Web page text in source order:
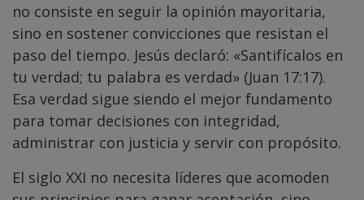
no consiste en seguir la opinión mayoritaria,
sino en sostener convicciones que resistan el
paso del tiempo. Jesús declaró: «Santifícalos en
tu verdad; tu palabra es verdad» (Juan 17:17).
Esa verdad sigue siendo el mejor fundamento
para tomar decisiones con integridad,
administrar con justicia y servir con propósito.
El siglo XXI no necesita líderes que acomoden